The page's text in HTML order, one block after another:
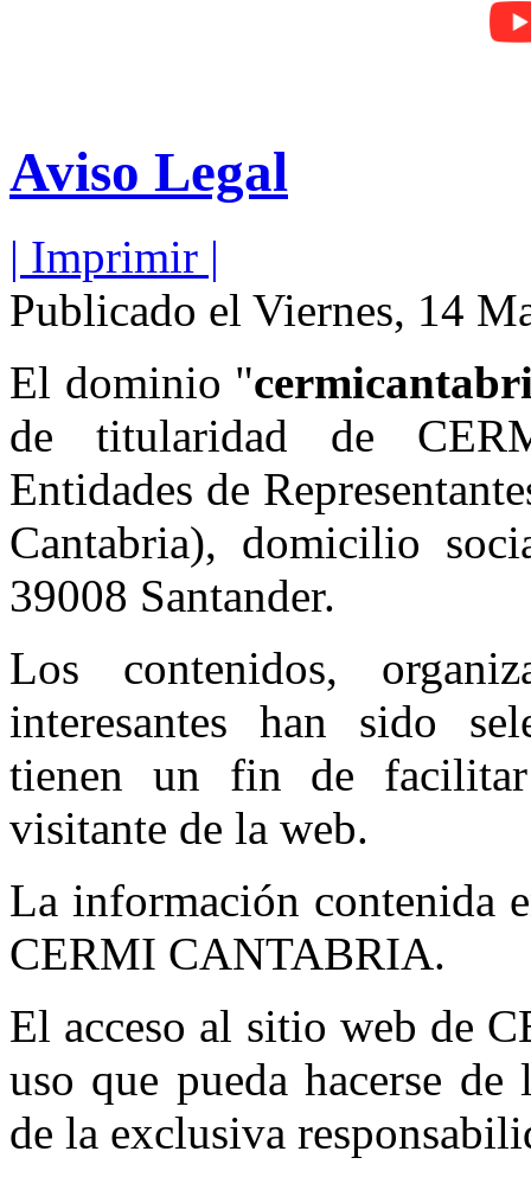
Aviso Legal
| Imprimir |
Publicado el Viernes, 14
El dominio "
de titularidad de
Entidades de
Cantabria), domicilio
39008 Santander.
Los contenidos,
interesantes han sido
tienen un fin de
visitante de la web.
La información contenida
CERMI CANTABRIA.
El acceso al sitio web de
uso que pueda hacerse
de la exclusiva